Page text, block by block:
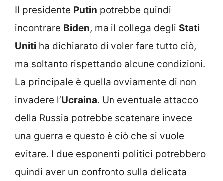
Il presidente Putin potrebbe quindi
incontrare Biden, ma il collega degli Stati
Uniti ha dichiarato di voler fare tutto ciò,
ma soltanto rispettando alcune condizioni.
La principale è quella ovviamente di non
invadere l’Ucraina. Un eventuale attacco
della Russia potrebbe scatenare invece
una guerra e questo è ciò che si vuole
evitare. I due esponenti politici potrebbero
quindi aver un confronto sulla delicata